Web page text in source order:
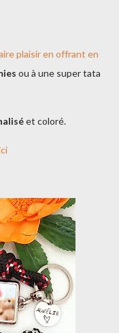
plaisir en offrant en
ou à une super tata
et coloré.